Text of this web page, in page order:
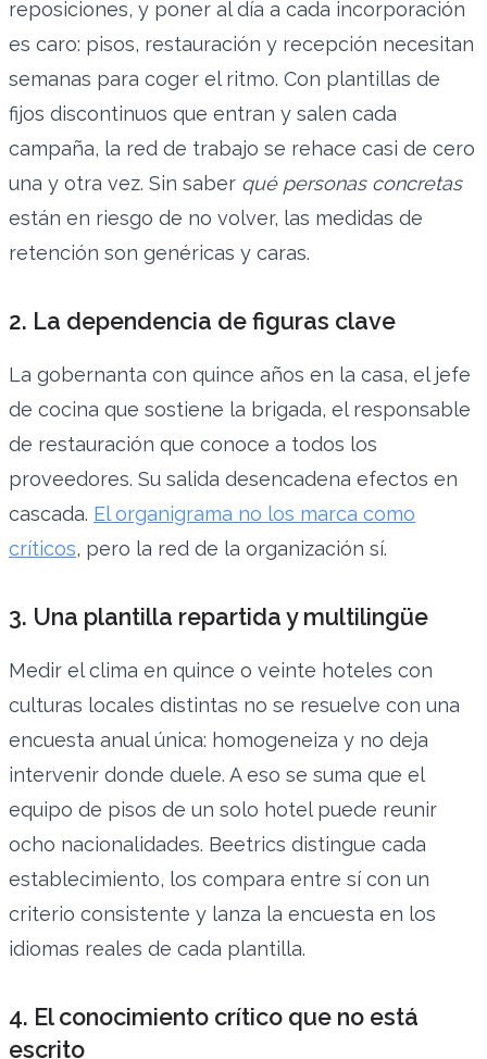
reposiciones, y poner al día a cada incorporación
es caro: pisos, restauración y recepción necesitan
semanas para coger el ritmo. Con plantillas de
fijos discontinuos que entran y salen cada
campaña, la red de trabajo se rehace casi de cero
una y otra vez. Sin saber qué personas concretas
están en riesgo de no volver, las medidas de
retención son genéricas y caras.
2. La dependencia de figuras clave
La gobernanta con quince años en la casa, el jefe
de cocina que sostiene la brigada, el responsable
de restauración que conoce a todos los
proveedores. Su salida desencadena efectos en
cascada. El organigrama no los marca como
críticos, pero la red de la organización sí.
3. Una plantilla repartida y multilingüe
Medir el clima en quince o veinte hoteles con
culturas locales distintas no se resuelve con una
encuesta anual única: homogeneiza y no deja
intervenir donde duele. A eso se suma que el
equipo de pisos de un solo hotel puede reunir
ocho nacionalidades. Beetrics distingue cada
establecimiento, los compara entre sí con un
criterio consistente y lanza la encuesta en los
idiomas reales de cada plantilla.
4. El conocimiento crítico que no está
escrito